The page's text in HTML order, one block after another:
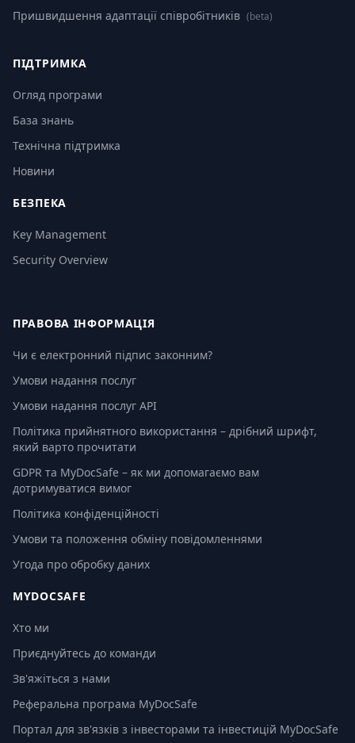
Пришвидшення адаптації співробітників (beta)
ПІДТРИМКА
Огляд програми
База знань
Технічна підтримка
Новини
БЕЗПЕКА
Key Management
Security Overview
ПРАВОВА ІНФОРМАЦІЯ
Чи є електронний підпис законним?
Умови надання послуг
Умови надання послуг API
Політика прийнятного використання – дрібний шрифт,
який варто прочитати
GDPR та MyDocSafe – як ми допомагаємо вам
дотримуватися вимог
Політика конфіденційності
Умови та положення обміну повідомленнями
Угода про обробку даних
MYDOCSAFE
Хто ми
Приєднуйтесь до команди
Зв'яжіться з нами
Реферальна програма MyDocSafe
Портал для зв'язків з інвесторами та інвестицій MyDocSafe